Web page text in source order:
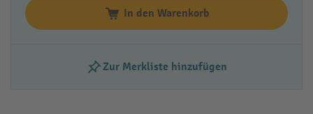
In den Warenkorb
Zur Merkliste hinzufügen